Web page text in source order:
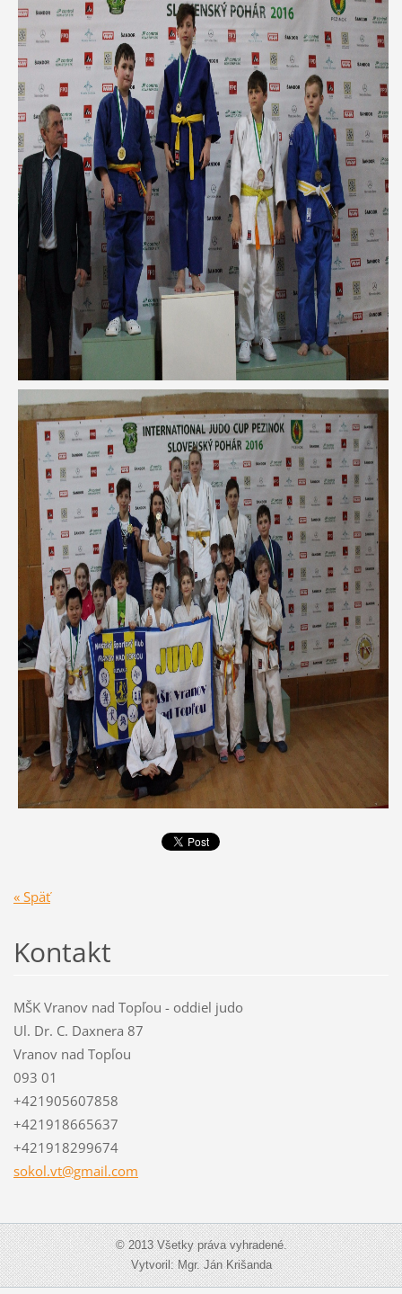
« Späť
Kontakt
MŠK Vranov nad Topľou - oddiel judo
Ul. Dr. C. Daxnera 87
Vranov nad Topľou
093 01
+421905607858
+421918665637
+421918299674
sokol.vt@gmail.com
© 2013 Všetky práva vyhradené.
Vytvoril: Mgr. Ján Krišanda